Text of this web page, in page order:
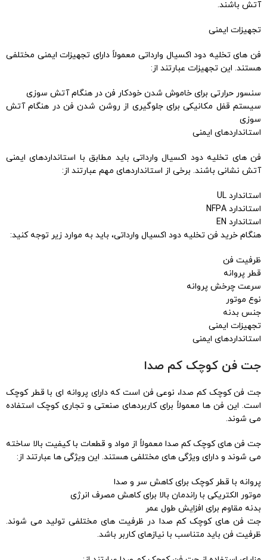
آتش باشند.
تجهیزات ایمنی
فن های تخلیه دود اکسیال وارداتی معمولاً دارای تجهیزات ایمنی مختلفی
هستند. این تجهیزات عبارتند از:
سنسور حرارتی برای خاموش شدن خودکار فن در هنگام آتش سوزی
سیستم قفل مکانیکی برای جلوگیری از روشن شدن فن در هنگام آتش
سوزی
استانداردهای ایمنی
فن های تخلیه دود اکسیال وارداتی باید مطابق با استانداردهای ایمنی
آتش نشانی باشند. برخی از استانداردهای مهم عبارتند از:
استاندارد UL
استاندارد NFPA
استاندارد EN
هنگام خرید فن تخلیه دود اکسیال وارداتی، باید به موارد زیر توجه کنید:
ظرفیت فن
قطر پروانه
سرعت چرخش پروانه
نوع موتور
جنس بدنه
تجهیزات ایمنی
استانداردهای ایمنی
جت فن کوچک کم صدا
جت فن کوچک کم صدا، نوعی فن است که دارای پروانه ای با قطر کوچک
است. این فن ها معمولاً برای کاربردهای صنعتی و تجاری کوچک استفاده
می شوند.
جت فن های کوچک کم صدا معمولاً از مواد و قطعات با کیفیت بالا ساخته
می شوند و دارای ویژگی های مختلفی هستند. این ویژگی ها عبارتند از:
پروانه با قطر کوچک برای کاهش سر و صدا
موتور الکتریکی با راندمان بالا برای کاهش مصرف انرژی
بدنه مقاوم برای افزایش طول عمر
جت فن های کوچک کم صدا در ظرفیت های مختلفی تولید می شوند.
ظرفیت فن باید متناسب با نیازهای کاربر باشد.